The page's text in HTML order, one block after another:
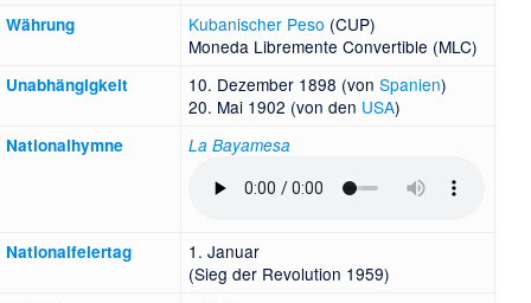
Währung Kubanischer Peso (CUP)
Moneda Libremente Convertible (MLC)
Unabhängigkeit 10. Dezember 1898 (vonSpanien)
20. Mai 1902 (von den USA)
National­hymne La Bayamesa
Nationalfeiertag
1. Januar
(Sieg der Revolution 1959)